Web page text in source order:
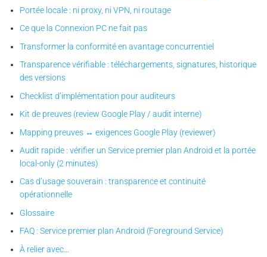
Portée locale : ni proxy, ni VPN, ni routage
Ce que la Connexion PC ne fait pas
Transformer la conformité en avantage concurrentiel
Transparence vérifiable : téléchargements, signatures, historique
des versions
Checklist d’implémentation pour auditeurs
Kit de preuves (review Google Play / audit interne)
Mapping preuves ↔ exigences Google Play (reviewer)
Audit rapide : vérifier un Service premier plan Android et la portée
local-only (2 minutes)
Cas d’usage souverain : transparence et continuité
opérationnelle
Glossaire
FAQ : Service premier plan Android (Foreground Service)
À relier avec…